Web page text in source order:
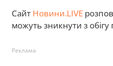
Сайт Новини.LIVE
можуть зникнути з обігу
Реклама